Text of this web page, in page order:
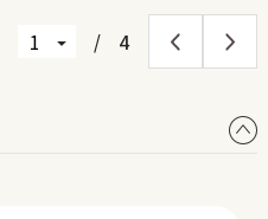
/ 4